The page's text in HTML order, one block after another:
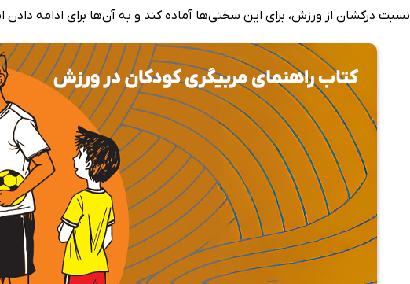
نسبت درکشان از ورزش، برای این سختی‌ها آماده کند و به آن‌ها برای ادامه دادن